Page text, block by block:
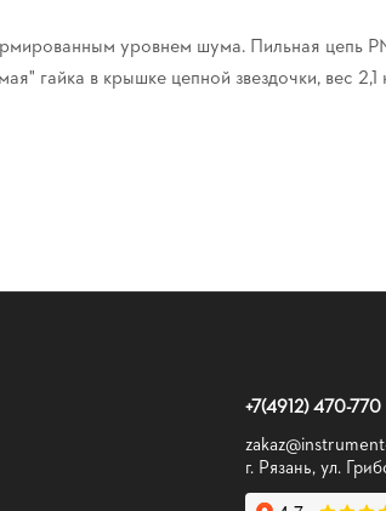
уровнем шума. Пильная цепь
гайка в крышке цепной звездочки, вес 2,1
+7(4912) 470-770
г. Рязань, ул.